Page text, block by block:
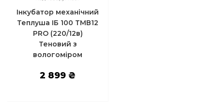
Інкубатор механічний
Теплуша ІБ 100 ТМВ12
PRO (220/12в)
Теновий з
вологоміром
2 899 ₴